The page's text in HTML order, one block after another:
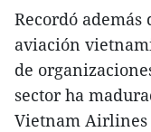
Recordó además
aviación
de
sector ha
Vietnam Airlines